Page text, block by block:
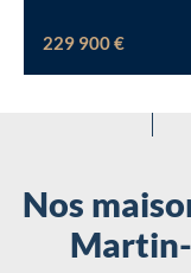
229 900 €
Nos